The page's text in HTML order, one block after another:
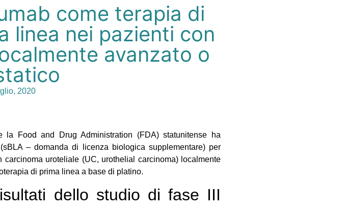
come terapia di
linea nei pazienti con
avanzato o
2020
Food and Drug Administration (FDA) statunitense ha
– domanda di licenza biologica supplementare) per
uroteliale (UC, urothelial carcinoma) localmente
di prima linea a base di platino.
dello studio di fase III